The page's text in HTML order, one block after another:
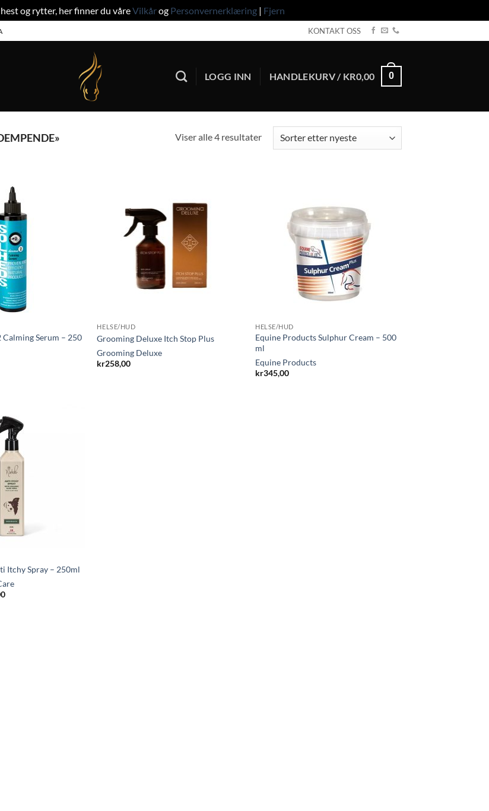
og rytter, her finner du våreVilkårog Personvernerklæring | Fjern
KONTAKT OSS
LOGG INN HANDLEKURV / KR0,00 0
Viser alle 4 resultaterSortert
etter
Calming Serum – 250
HELSE/HUD
Grooming Deluxe Itch Stop Plus
Grooming Deluxe
kr258,00
HELSE/HUD
Equine Products Sulphur Cream – 500
ml
Equine Products
kr345,00
Itchy Spray – 250ml
Nåværende